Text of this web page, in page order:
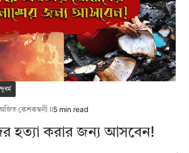
কেশকম্বলী II 5 min read
হত্যা করার জন্য আসবেন!